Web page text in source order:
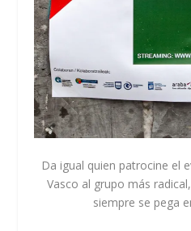
Da igual quien patrocine el
Vasco al grupo más
siempre se pega